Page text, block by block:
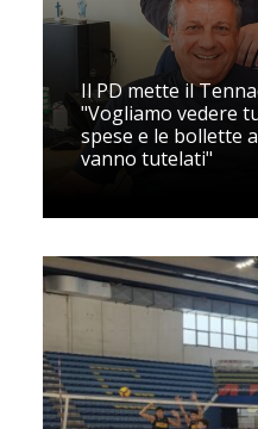
Il PD mette il
"Vogliamo vedere
spese e le bollette
vanno tutelati"